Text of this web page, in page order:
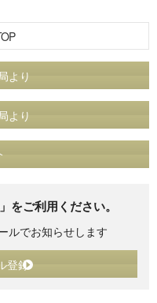
より
より
をご利用ください。
ルでお知らせします
登録